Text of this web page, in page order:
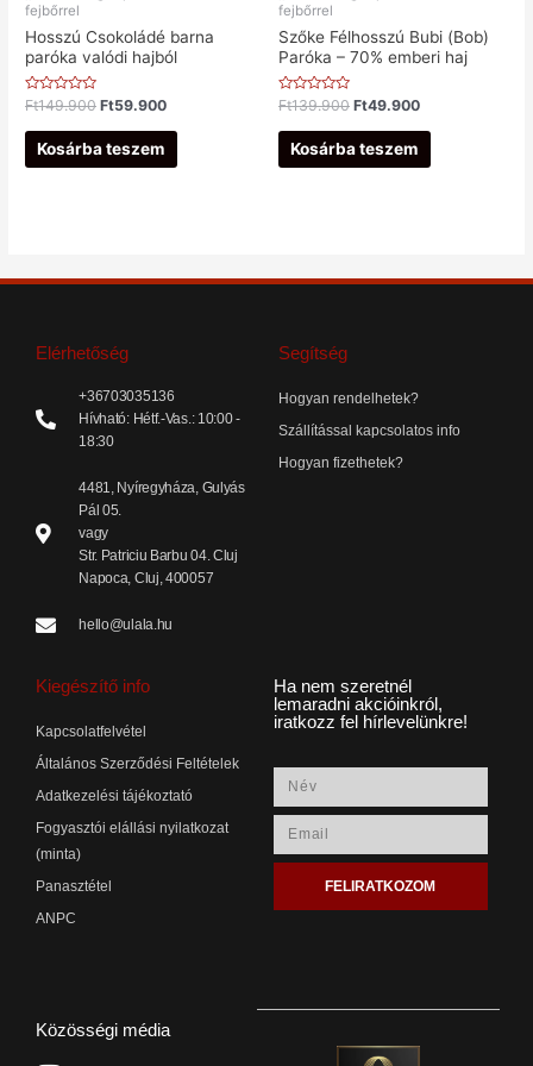
fejbőrrel
Hosszú Csokoládé barna
paróka valódi hajból
Értékelés:
/
Ft149.900 Ft59.900
Kosárba teszem
fejbőrrel
Szőke Félhosszú Bubi (Bob)
Paróka – 70% emberi haj
Értékelés:
/
Ft139.900 Ft49.900
Kosárba teszem
Elérhetőség
+36703035136
Hívható: Hétf.-Vas.: 10:00 -
18:30
4481, Nyíregyháza, Gulyás
Pál 05.
vagy
Str. Patriciu Barbu 04. Cluj
Napoca, Cluj, 400057
hello@ulala.hu
Segítség
Hogyan rendelhetek?
Szállítással kapcsolatos info
Hogyan fizethetek?
Kiegészítő info
Kapcsolatfelvétel
Általános Szerződési Feltételek
Adatkezelési tájékoztató
Fogyasztói elállási nyilatkozat
(minta)
Panasztétel
ANPC
Ha nem szeretnél
lemaradni akcióinkról,
iratkozz fel hírlevelünkre!
FELIRATKOZOM
Közösségi média